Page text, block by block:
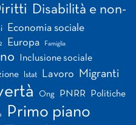
Disabilità e non-
Economia sociale
Europa Famiglia
Inclusione sociale
Istat Lavoro Migranti
Ong PNRR Politiche
Primo piano